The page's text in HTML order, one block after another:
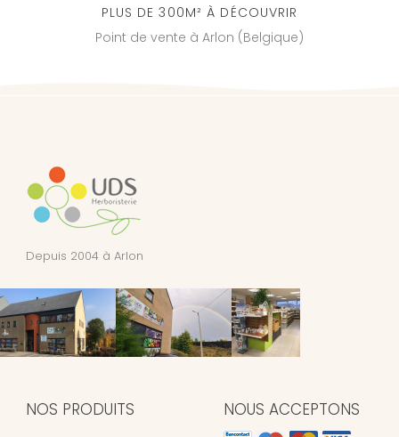
PLUS DE 300M² À DÉCOUVRIR
Point de vente à Arlon (Belgique)
Depuis 2004 à Arlon
NOS PRODUITS NOUS ACCEPTONS